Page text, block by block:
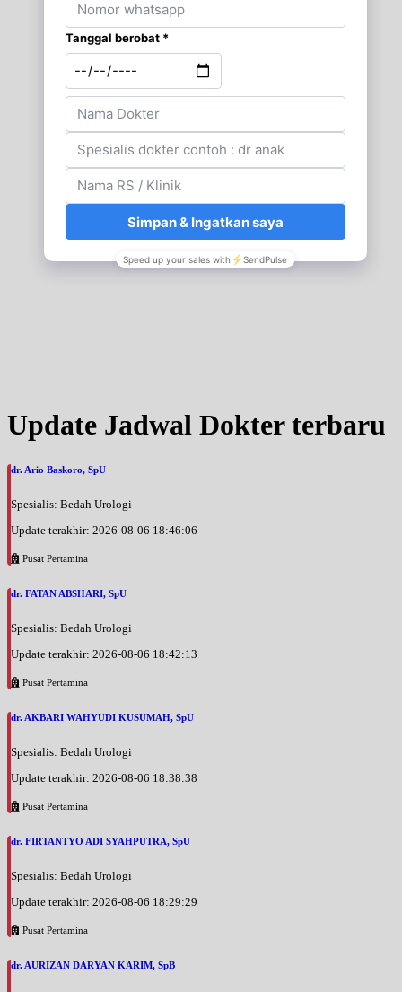
Update Jadwal Dokter terbaru
dr. Ario Baskoro, SpU
Spesialis: Bedah Urologi
Update terakhir: 2026-08-06 18:46:06
Pusat Pertamina
dr. FATAN ABSHARI, SpU
Spesialis: Bedah Urologi
Update terakhir: 2026-08-06 18:42:13
Pusat Pertamina
dr. AKBARI WAHYUDI KUSUMAH, SpU
Spesialis: Bedah Urologi
Update terakhir: 2026-08-06 18:38:38
Pusat Pertamina
dr. FIRTANTYO ADI SYAHPUTRA, SpU
Spesialis: Bedah Urologi
Update terakhir: 2026-08-06 18:29:29
Pusat Pertamina
dr. AURIZAN DARYAN KARIM, SpB